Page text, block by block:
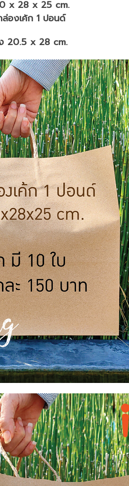
x 28 x 25 cm.
ล่องเค้ก 1 ปอนด์
20.5 x 28 cm.